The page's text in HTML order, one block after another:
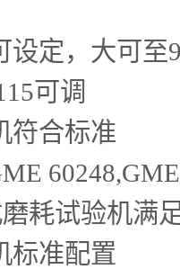
定，大可至
可调
符合标准
60248,GME
磨耗试验机满
标准配置